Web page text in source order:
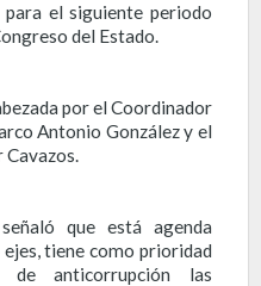
el siguiente periodo
del Estado.
por el Coordinador
Antonio González y el
Cavazos.
que está agenda
tiene como prioridad
anticorrupción las